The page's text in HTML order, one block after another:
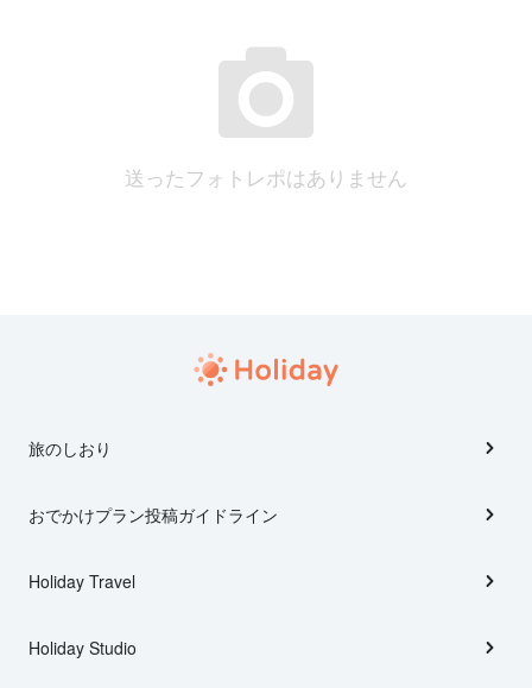
送ったフォトレポはありません
旅のしおり
おでかけプラン投稿ガイドライン
Holiday Travel
Holiday Studio